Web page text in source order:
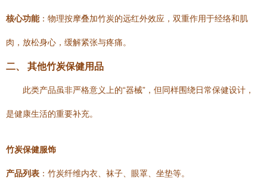
核心功能：物理按摩叠加竹炭的远红外效应，双重作用于经络和肌
肉，放松身心，缓解紧张与疼痛。
二、 其他竹炭保健用品
此类产品虽非严格意义上的“器械”，但同样围绕日常保健设计，
是健康生活的重要补充。
竹炭保健服饰
产品列表 ：竹炭纤维内衣、袜子、眼罩、坐垫等。